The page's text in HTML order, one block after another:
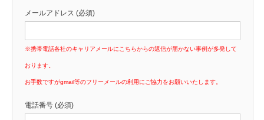
メールアドレス (必須)
※携帯電話各社のキャリアメールにこちらからの返信が届かない事例が多発して
おります。
お手数ですがgmail等のフリーメールの利用にご協力をお願いいたします。
電話番号 (必須)